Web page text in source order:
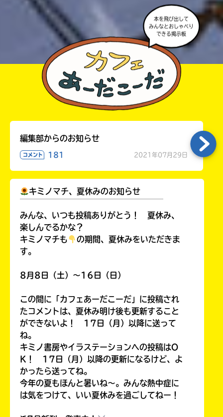
本を飛び出して
みんなとおしゃべり
できる掲示板
編集部からのお知らせ
コメント 181 2021年07月29日
キミノマチ、夏休みのお知らせ
みんな、いつも投稿ありがとう！ 夏休み、
楽しんでるかな？
キミノマチも
の期間、夏休みをいただきま
す。
8月8日（土）～16日（日）
この間に「カフェあーだこーだ」に投稿され
たコメントは、夏休み明け後も更新すること
ができないよ！ 17日（月）以降に送って
ね。
キミノ書房やイラステーションへの投稿はO
K！ 17日（月）以降の更新になるけど、よ
かったら送ってね。
今年の夏もほんと暑いね～。みんな熱中症に
は気をつけて、いい夏休みを過ごしてねー！